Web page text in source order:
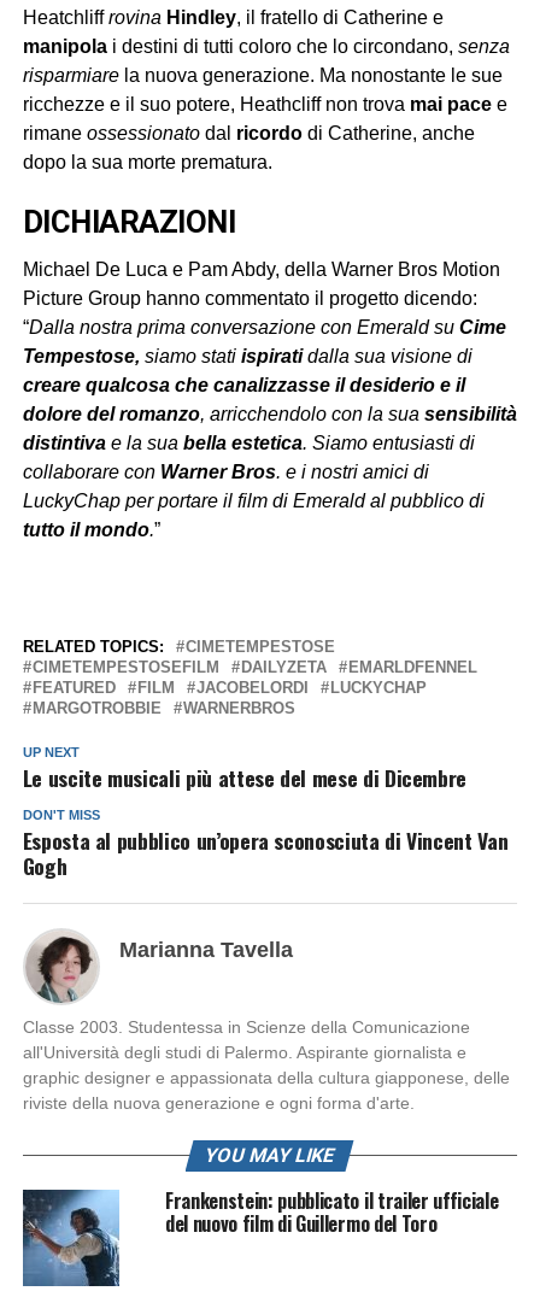
Heatchliffrovina Hindley, il fratello di Catherine e
manipolai destini di tutti coloro che lo circondano, senza
risparmiarela nuova generazione. Ma nonostante le sue
ricchezze e il suo potere, Heathcliff non trova mai pacee
rimane ossessionatodal ricordodi Catherine, anche
dopo la sua morte prematura.
DICHIARAZIONI
Michael De Luca e Pam Abdy, della Warner Bros Motion
Picture Group hanno commentato il progetto dicendo:
“Dalla nostra prima conversazione con Emerald su Cime
Tempestose, siamo stati ispiratidalla sua visione di
creare qualcosa che canalizzasse il desiderio e il
dolore del romanzo, arricchendolo con la sua sensibilità
distintivae la sua bella estetica. Siamo entusiasti di
collaborare con Warner Bros. e i nostri amici di
LuckyChap per portare il film di Emerald al pubblico di
tutto il mondo.”
RELATED TOPICS:
CIMETEMPESTOSE
CIMETEMPESTOSEFILM
DAILYZETA
EMARLDFENNEL
FEATURED
FILM JACOBELORDI
LUCKYCHAP
MARGOTROBBIE
WARNERBROS
UP NEXT
Le uscite musicali più attese del mese di Dicembre
DON'T MISS
Esposta al pubblico un’opera sconosciuta di Vincent Van
Gogh
Marianna Tavella
Classe 2003. Studentessa in Scienze della Comunicazione
all'Università degli studi di Palermo. Aspirante giornalista e
graphic designer e appassionata della cultura giapponese, delle
riviste della nuova generazione e ogni forma d'arte.
YOU MAY LIKE
Frankenstein: pubblicato il trailer ufficiale
del nuovo film di Guillermo del Toro